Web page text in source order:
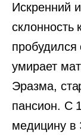
Искренний
склонность
пробудился
умирает
Эразма,
пансион. С
медицину в